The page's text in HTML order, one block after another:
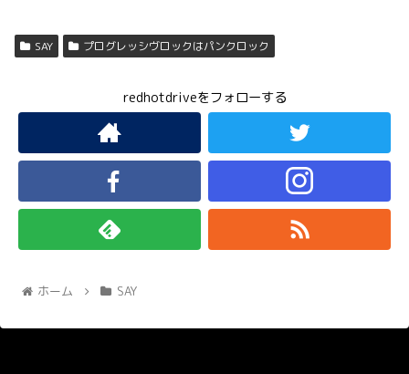
SAY プログレッシヴロックはパンクロック
redhotdriveをフォローする
ホーム SAY